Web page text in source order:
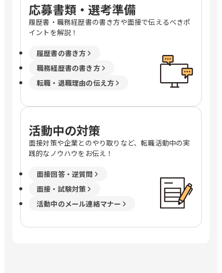
応募書類・選考準備
履歴書・職務経歴書の書き方や面接で伝えるべきポ
イントを解説！
履歴書の書き方
職務経歴書の書き方
転職・退職理由の伝え方
活動中の対策
面接対策や企業とのやり取りなど、転職活動中の実
践的なノウハウをお伝え！
面接回答・逆質問
面接・試験対策
活動中のメール連絡マナー